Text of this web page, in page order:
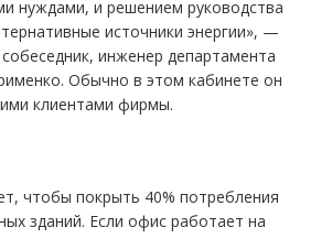
нуждами, и решением руководства
источники энергии», —
инженер департамента
Обычно в этом кабинете он
клиентами фирмы.
чтобы покрыть 40% потребления
зданий. Если офис работает на